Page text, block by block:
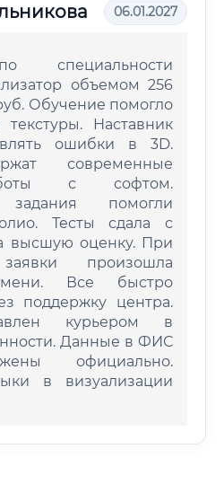
06.01.2027
специальности
объемом 256
Обучение помогло
Наставник
ошибки в 3D.
современные
с софтом.
задания помогли
Тесты сдала с
высшую оценку. При
произошла
Все быстро
поддержку центра.
курьером в
Данные в ФИС
официально.
в визуализации